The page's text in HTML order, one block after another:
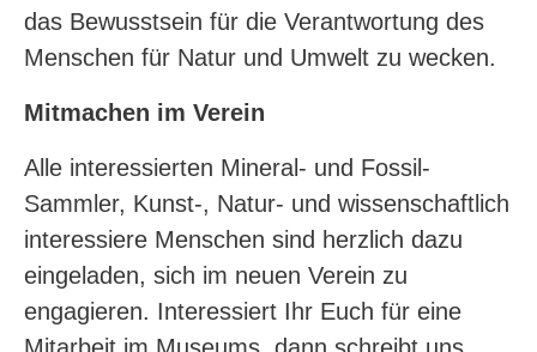
das Bewusstsein für die Verantwortung des
Menschen für Natur und Umwelt zu wecken.
Mitmachen im Verein
Alle interessierten Mineral- und Fossil-
Sammler, Kunst-, Natur- und wissenschaftlich
interessiere Menschen sind herzlich dazu
eingeladen, sich im neuen Verein zu
engagieren. Interessiert Ihr Euch für eine